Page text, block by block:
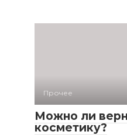
Прочее
Можно ли
косметику?